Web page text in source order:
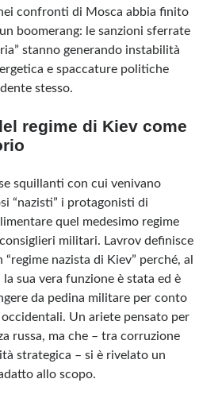
via e-mail a info[at]dinovalle.it e saranno
che può essere soggetto a variazioni nel tempo.
confronti di Mosca abbia finito
boomerang: le sanzioni sferrate
stanno generando instabilità
e spaccature politiche
stesso.
regime di Kiev come
squillanti con cui venivano
“nazisti” i protagonisti di
quel medesimo regime
militari. Lavrov definisce
nazista di Kiev” perché, al
sua vera funzione è stata ed è
da pedina militare per conto
Un ariete pensato per
russa, ma che – tra corruzione
strategica – si è rivelato un
allo scopo.